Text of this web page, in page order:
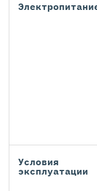
Условия
эксплуатации